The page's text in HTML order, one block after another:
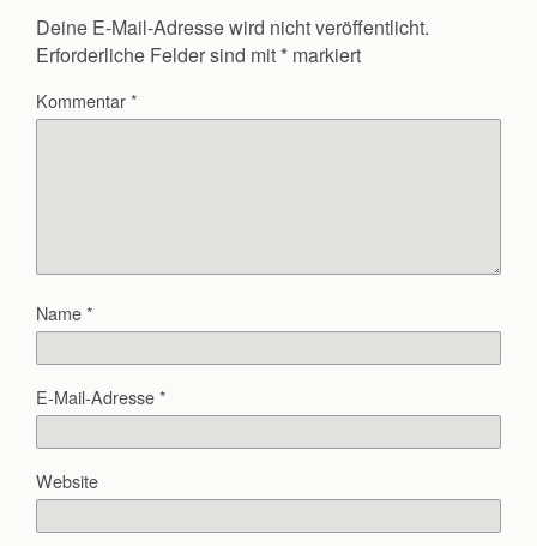
Deine E-Mail-Adresse wird nicht veröffentlicht.
Erforderliche Felder sind mit * markiert
Kommentar*
Name*
E-Mail-Adresse*
Website